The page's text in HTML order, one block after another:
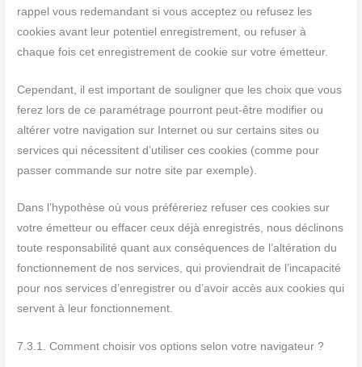
rappel vous redemandant si vous acceptez ou refusez les
cookies avant leur potentiel enregistrement, ou refuser à
chaque fois cet enregistrement de cookie sur votre émetteur.
Cependant, il est important de souligner que les choix que vous
ferez lors de ce paramétrage pourront peut-être modifier ou
altérer votre navigation sur Internet ou sur certains sites ou
services qui nécessitent d’utiliser ces cookies (comme pour
passer commande sur notre site par exemple).
Dans l’hypothèse où vous préféreriez refuser ces cookies sur
votre émetteur ou effacer ceux déjà enregistrés, nous déclinons
toute responsabilité quant aux conséquences de l’altération du
fonctionnement de nos services, qui proviendrait de l’incapacité
pour nos services d’enregistrer ou d’avoir accès aux cookies qui
servent à leur fonctionnement.
7.3.1. Comment choisir vos options selon votre navigateur ?